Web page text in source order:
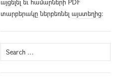
այցելել եւ համարների PDF
տարբերակը ներբեռնել այստեղից։
Search
for: